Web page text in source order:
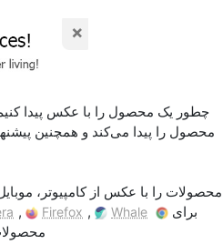
×
محصول را پیدا می‌کند و همچنین
محصولات را با عکس از کامپیوتر،
برای
, Firefox , Whale